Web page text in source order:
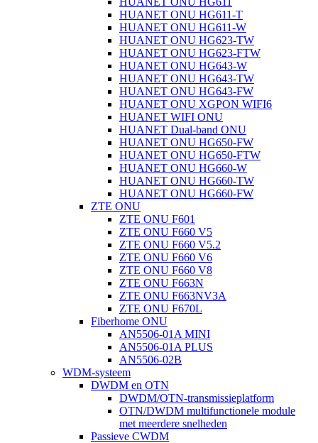
HUANET ONU HG611-T
HUANET ONU HG611-W
HUANET ONU HG623-TW
HUANET ONU HG623-FTW
HUANET ONU HG643-W
HUANET ONU HG643-TW
HUANET ONU HG643-FW
HUANET ONU XGPON WIFI6
HUANET WIFI ONU
HUANET Dual-band ONU
HUANET ONU HG650-FW
HUANET ONU HG650-FTW
HUANET ONU HG660-W
HUANET ONU HG660-TW
HUANET ONU HG660-FW
ZTE ONU
ZTE ONU F601
ZTE ONU F660 V5
ZTE ONU F660 V5.2
ZTE ONU F660 V6
ZTE ONU F660 V8
ZTE ONU F663N
ZTE ONU F663NV3A
ZTE ONU F670L
Fiberhome ONU
AN5506-01A MINI
AN5506-01A PLUS
AN5506-02B
WDM-systeem
DWDM en OTN
DWDM/OTN-transmissieplatform
OTN/DWDM multifunctionele module
met meerdere snelheden
Passieve CWDM